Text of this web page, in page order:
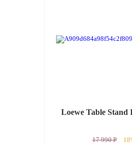
Loewe Table Stand
17 990 P